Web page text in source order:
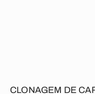
CLONAGEM DE